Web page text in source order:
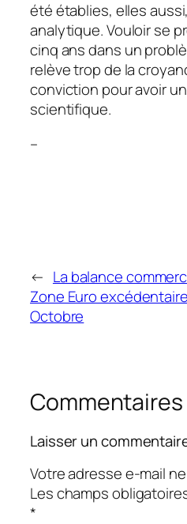
été établies, elles
analytique. Vouloir se
cinq ans dans un
relève trop de la
conviction pour avoir
scientifique.
–
← La balance
Zone Euro
Octobre
Commentaires
Laisser un
Votre adresse e-mail
Les champs
*